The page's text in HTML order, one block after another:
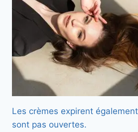
Les crèmes expirent
sont pas ouvertes.